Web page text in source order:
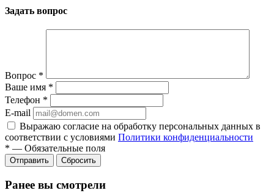
Задать вопрос
Вопрос *
Ваше имя *
Телефон *
E-mail
Выражаю согласие на обработку персональных данных в
соответствии с условиями Политики конфиденциальности
* — Обязательные поля
Отправить Сбросить
Ранее вы смотрели